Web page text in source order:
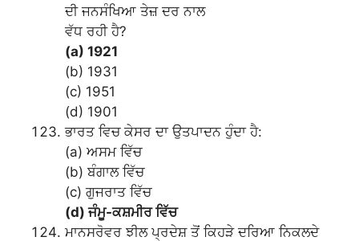
ਦੀ ਜਨਸੰਖਿਆ ਤੇਜ਼ ਦਰ ਨਾਲ
ਵੱਧ ਰਹੀ ਹੈ?
(a) 1921
(b) 1931
(c) 1951
(d) 1901
ਭਾਰਤ ਵਿਚ ਕੇਸਰ ਦਾ ਉਤਪਾਦਨ ਹੁੰਦਾ ਹੈ:
(a) ਅਸਮ ਵਿੱਚ
(b) ਬੰਗਾਲ ਵਿੱਚ
(c) ਗੁਜਰਾਤ ਵਿੱਚ
(d) ਜੰਮੂ-ਕਸ਼ਮੀਰ ਵਿੱਚ
ਮਾਨਸਰੋਵਰ ਝੀਲ ਪ੍ਰਦੇਸ਼ ਤੋਂ ਕਿਹੜੇ ਦਰਿਆ ਨਿਕਲਦੇ